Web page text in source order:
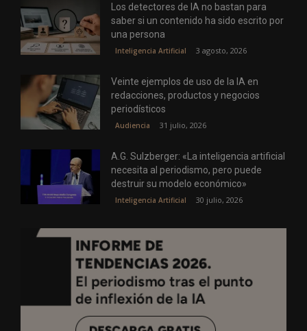
Los detectores de IA no bastan para
saber si un contenido ha sido escrito por
una persona
Inteligencia Artificial 3 agosto, 2026
Veinte ejemplos de uso de la IA en
redacciones, productos y negocios
periodísticos
Audiencia 31 julio, 2026
A.G. Sulzberger: «La inteligencia artificial
necesita al periodismo, pero puede
destruir su modelo económico»
Inteligencia Artificial 30 julio, 2026